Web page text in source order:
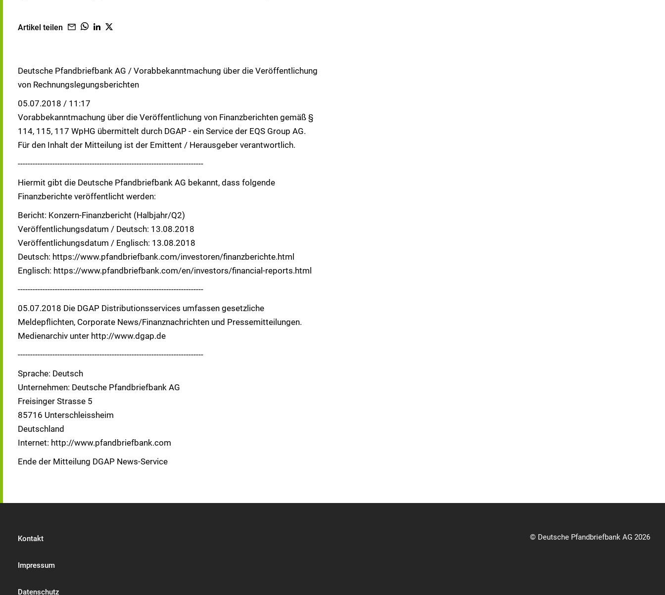
Artikel teilen
Deutsche Pfandbriefbank AG / Vorabbekanntmachung über die Veröffentlichung
von Rechnungslegungsberichten
05.07.2018 / 11:17
Vorabbekanntmachung über die Veröffentlichung von Finanzberichten gemäß §
114, 115, 117 WpHG übermittelt durch DGAP - ein Service der EQS Group AG.
Für den Inhalt der Mitteilung ist der Emittent / Herausgeber verantwortlich.
---------------------------------------------------------------------------
Hiermit gibt die Deutsche Pfandbriefbank AG bekannt, dass folgende
Finanzberichte veröffentlicht werden:
Bericht: Konzern-Finanzbericht (Halbjahr/Q2)
Veröffentlichungsdatum / Deutsch: 13.08.2018
Veröffentlichungsdatum / Englisch: 13.08.2018
Deutsch: https://www.pfandbriefbank.com/investoren/finanzberichte.html
Englisch: https://www.pfandbriefbank.com/en/investors/financial-reports.html
---------------------------------------------------------------------------
05.07.2018 Die DGAP Distributionsservices umfassen gesetzliche
Meldepflichten, Corporate News/Finanznachrichten und Pressemitteilungen.
Medienarchiv unter http://www.dgap.de
---------------------------------------------------------------------------
Sprache: Deutsch
Unternehmen: Deutsche Pfandbriefbank AG
Freisinger Strasse 5
85716 Unterschleissheim
Deutschland
Internet: http://www.pfandbriefbank.com
Ende der Mitteilung DGAP News-Service
Kontakt
Impressum
Datenschutz
© Deutsche Pfandbriefbank AG 2026